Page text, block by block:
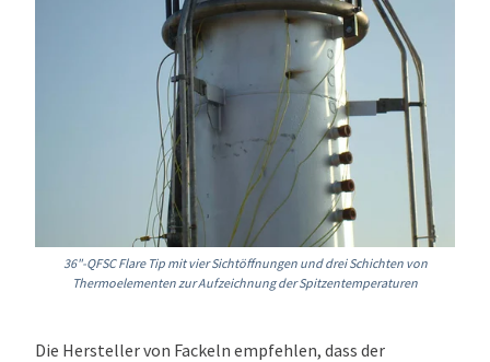
36"-QFSC Flare Tip mit vier Sichtöffnungen und drei Schichten von
Thermoelementen zur Aufzeichnung der Spitzentemperaturen
Die Hersteller von Fackeln empfehlen, dass der